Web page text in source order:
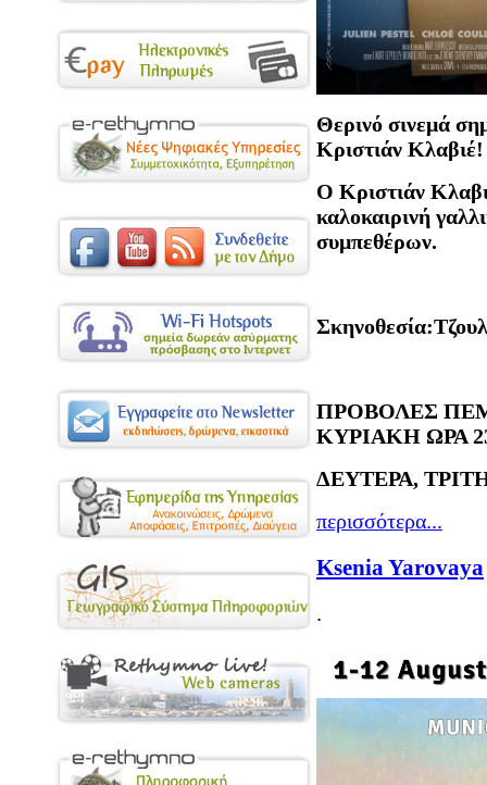
Θερινό σινεμά
Κριστιάν Κλαβιέ!
O Κριστιάν
καλοκαιρινή
συμπεθέρων.
ΠΡΟΒΟΛΕΣ
ΚΥΡΙΑΚΗ ΩΡΑ
ΔΕΥΤΕΡΑ,
περισσότερα...
Ksenia Yarovaya
.